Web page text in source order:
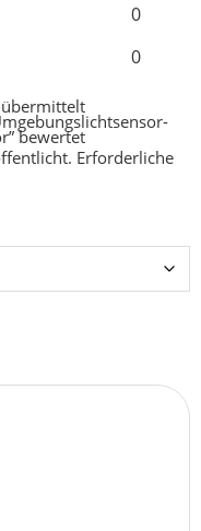
0
0
bewertet
Erforderliche